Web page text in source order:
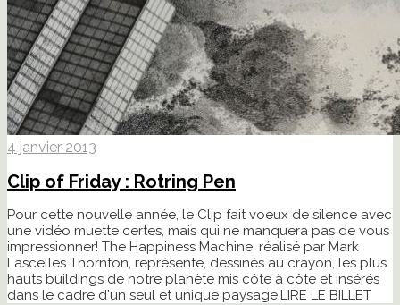
4 janvier 2013
Clip of Friday : Rotring Pen
Pour cette nouvelle année, le Clip fait voeux de silence avec
une vidéo muette certes, mais qui ne manquera pas de vous
impressionner! The Happiness Machine, réalisé par Mark
Lascelles Thornton, représente, dessinés au crayon, les plus
hauts buildings de notre planète mis côte à côte et insérés
dans le cadre d'un seul et unique paysage.LIRE LE BILLET